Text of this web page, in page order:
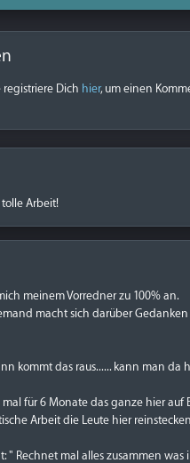
Dich hier, um einen
Arbeit!
meinem Vorredner zu 100% an.
macht sich darüber
kommt das raus...... kann man da
mal für 6 Monate das ganze hier
Arbeit die Leute hier
" Rechnet mal alles zusammen was